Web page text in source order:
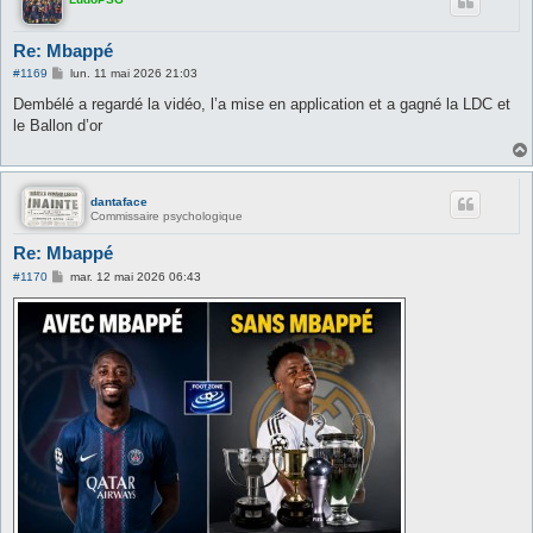
Re: Mbappé
#1169
M
s
a
lun. 11 mai 2026 21:03
Dembélé a regardé la vidéo, l’a mise en application et a gagné la LDC et
le Ballon d’or
dantaface
Commissaire psychologique
Re: Mbappé
#1170
M
s
s
a
mar. 12 mai 2026 06:43